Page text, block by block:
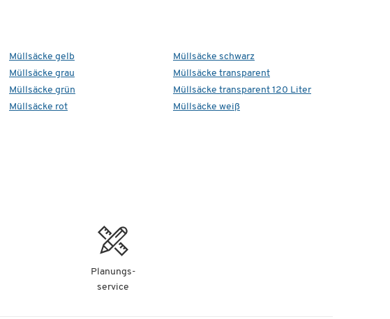
Müllsäcke gelb
Müllsäcke grau
Müllsäcke grün
Müllsäcke rot
Müllsäcke schwarz
Müllsäcke transparent
Müllsäcke transparent 120 Liter
Müllsäcke weiß
Planungs-
service